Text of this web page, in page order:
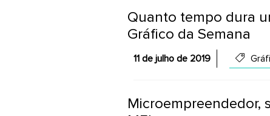
Quanto tempo dura
Gráfico da Semana
11 de julho de 2019
Microempreendedor,